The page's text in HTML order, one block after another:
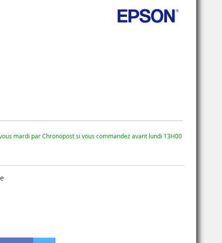
mardi par Chronopost si vous commandez avant lundi 13H00